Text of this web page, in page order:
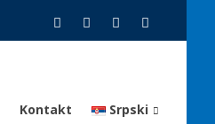
Kontakt Srpski